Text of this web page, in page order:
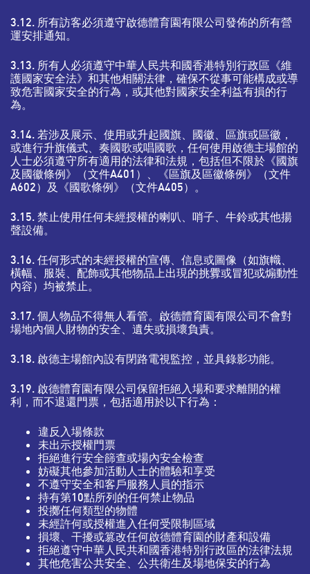
3.12. 所有訪客必須遵守啟德體育園有限公司發佈的所有營
運安排通知。
3.13. 所有人必須遵守中華人民共和國香港特別行政區《維
護國家安全法》和其他相關法律，確保不從事可能構成或導
致危害國家安全的行為，或其他對國家安全利益有損的行
為。
3.14. 若涉及展示、使用或升起國旗、國徽、區旗或區徽，
或進行升旗儀式、奏國歌或唱國歌，任何使用啟德主場館的
人士必須遵守所有適用的法律和法規，包括但不限於《國旗
及國徽條例》（文件A401）、《區旗及區徽條例》（文件
A602）及《國歌條例》（文件A405）。
3.15. 禁止使用任何未經授權的喇叭、哨子、牛鈴或其他揚
聲設備。
3.16. 任何形式的未經授權的宣傳、信息或圖像（如旗幟、
橫幅、服裝、配飾或其他物品上出現的挑釁或冒犯或煽動性
內容）均被禁止。
3.17. 個人物品不得無人看管。啟德體育園有限公司不會對
場地內個人財物的安全、遺失或損壞負責。
3.18. 啟德主場館內設有閉路電視監控，並具錄影功能。
3.19. 啟德體育園有限公司保留拒絕入場和要求離開的權
利，而不退還門票，包括適用於以下行為：
違反入場條款
未出示授權門票
拒絕進行安全篩查或場內安全檢查
妨礙其他參加活動人士的體驗和享受
不遵守安全和客戶服務人員的指示
持有第10點所列的任何禁止物品
投擲任何類型的物體
未經許何或授權進入任何受限制區域
損壞、干擾或篡改任何啟德體育園的財產和設備
拒絕遵守中華人民共和國香港特別行政區的法律法規
其他危害公共安全、公共衛生及場地保安的行為